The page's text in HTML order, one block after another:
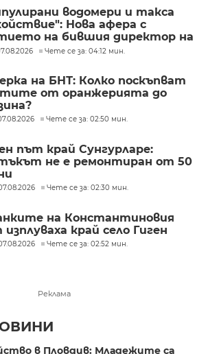
водомери и такса
Нова афера с
на бившия директор на
Бургас"Чете се за: 04:12 мин.
на БНТ: Колко поскъпват
от оранжерията до
Чете се за: 02:50 мин.
път край Сунгурларе:
не е ремонтиран от 50
Чете се за: 02:30 мин.
на Константиновия
край село Гиген
Чете се за: 02:52 мин.
Реклама
в Пловдив: Младежите са